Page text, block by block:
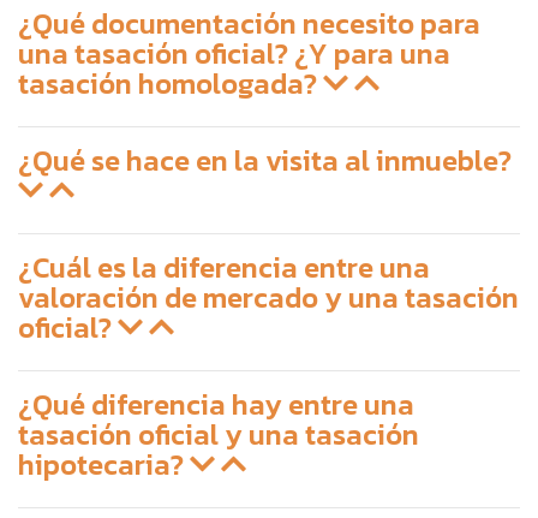
¿Qué documentación necesito para
una tasación oficial? ¿Y para una
tasación homologada?
¿Qué se hace en la visita al inmueble?
¿Cuál es la diferencia entre una
valoración de mercado y una tasación
oficial?
¿Qué diferencia hay entre una
tasación oficial y una tasación
hipotecaria?